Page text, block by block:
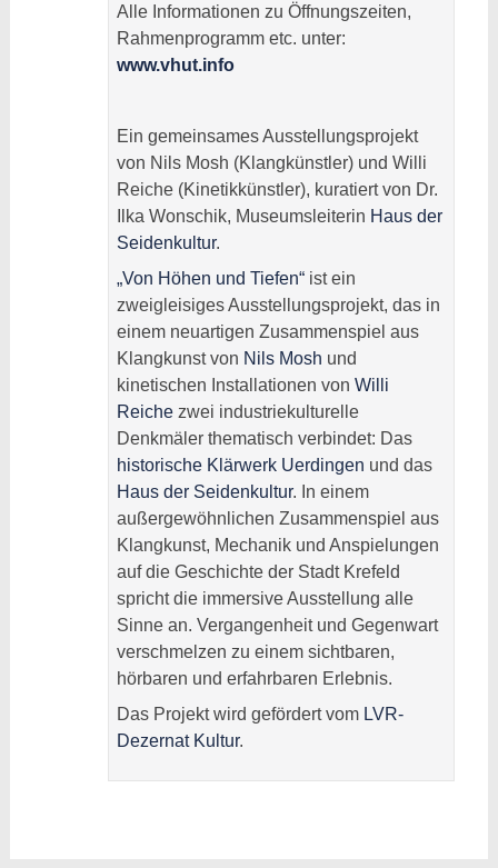
Alle Informationen zu Öffnungszeiten,
Rahmenprogramm etc. unter:
www.vhut.info
Ein gemeinsames Ausstellungsprojekt
von Nils Mosh (Klangkünstler) und Willi
Reiche (Kinetikkünstler), kuratiert von Dr.
Ilka Wonschik, Museumsleiterin Haus der
Seidenkultur.
„Von Höhen und Tiefen“ist ein
zweigleisiges Ausstellungsprojekt, das in
einem neuartigen Zusammenspiel aus
Klangkunst von Nils Mosh und
kinetischen Installationen von Willi
Reichezwei industriekulturelle
Denkmäler thematisch verbindet: Das
historische Klärwerk Uerdingen und das
Haus der Seidenkultur. In einem
außergewöhnlichen Zusammenspiel aus
Klangkunst, Mechanik und Anspielungen
auf die Geschichte der Stadt Krefeld
spricht die immersive Ausstellung alle
Sinne an. Vergangenheit und Gegenwart
verschmelzen zu einem sichtbaren,
hörbaren und erfahrbaren Erlebnis.
Das Projekt wird gefördert vom LVR-
Dezernat Kultur.